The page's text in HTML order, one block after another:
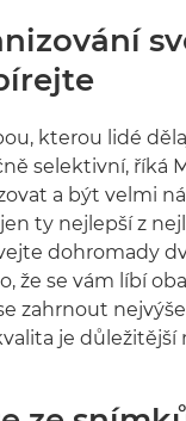
kterou lidé
selektivní, říká
a být velmi
ty nejlepší z
dohromady
že se vám líbí
zahrnout nejvýše
je důležitější